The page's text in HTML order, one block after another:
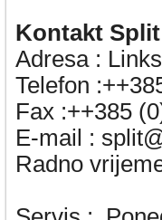
Kontakt Split
Adresa :
Telefon
Fax :++385
E-mail :
Radno